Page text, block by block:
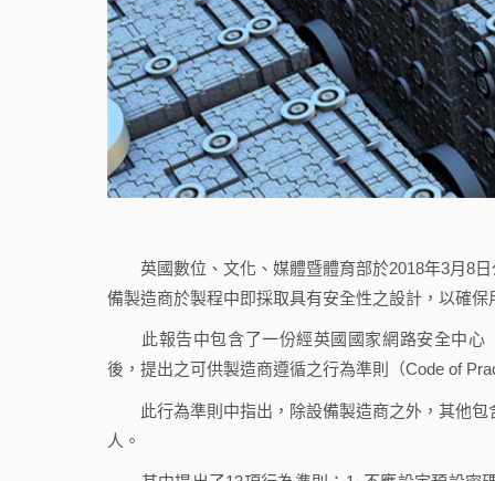
英國數位、文化、媒體暨體育部於2018年3月8日
備製造商於製程中即採取具有安全性之設計，以確保
此報告中包含了一份經英國國家網路安全中心（
後，提出之可供製造商遵循之行為準則（Code of
此行為準則中指出，除設備製造商之外，其他包
人。